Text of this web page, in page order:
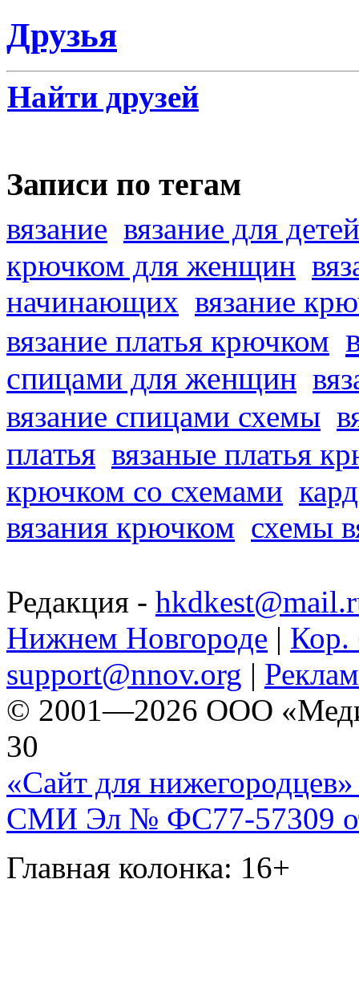
Друзья
Найти друзей
Записи по тегам
вязание вязание для детей
крючком для женщин
начинающих вязание
вязание платья крючком
спицами для женщин
вязание спицами схемы
платья вязаные платья
крючком со схемами
вязания крючком схемы
Редакция -
Нижнем Новгороде | Кор.
support@nnov.org |
© 2001—2026 ООО
30
«Сайт для нижегородцев»
СМИ Эл № ФС77-57309
Главная колонка: 16+